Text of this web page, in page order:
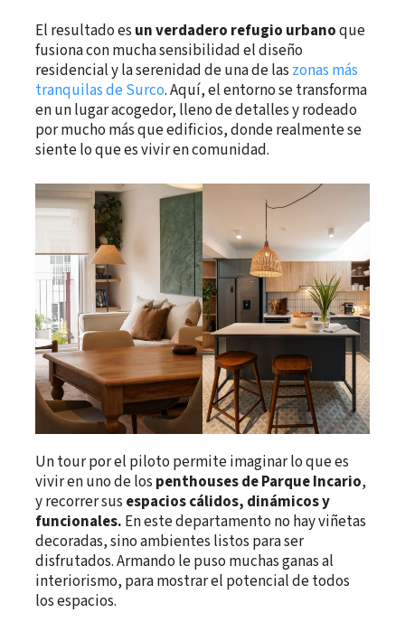
El resultado es un verdadero refugio urbanoque
fusiona con mucha sensibilidad el diseño
residencial y la serenidad de una de las zonas más
tranquilas de Surco. Aquí, el entorno se transforma
en un lugar acogedor, lleno de detalles y rodeado
por mucho más que edificios, donde realmente se
siente lo que es vivir en comunidad.
Un tour por el piloto permite imaginar lo que es
vivir en uno de los penthouses de Parque Incario,
y recorrer sus espacios cálidos, dinámicos y
funcionales. En este departamento no hay viñetas
decoradas, sino ambientes listos para ser
disfrutados. Armando le puso muchas ganas al
interiorismo, para mostrar el potencial de todos
los espacios.